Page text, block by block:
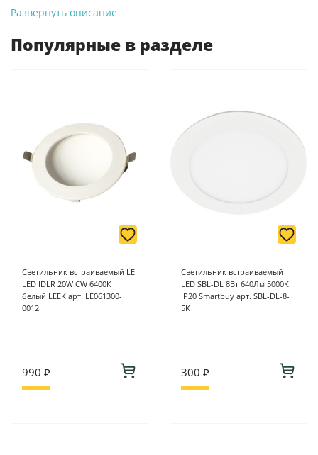
-Банковской картой на сайте ProffЭлектро. Данный вид
Для юридических лиц: переводом на расчетный счет при
онлайн оплате заказа на сайте.
Подробнее о способах оплаты можно узнать здесь - "Оплата"
Развернуть описание
Популярные в разделе
Светильник встраиваемый LE
LED IDLR 20W CW 6400К
белый LEEK арт. LE061300-
0012
990 ₽
Светильник встраиваемый
LED SBL-DL 8Вт 640Лм 5000K
IP20 Smartbuy арт. SBL-DL-8-
5K
300 ₽